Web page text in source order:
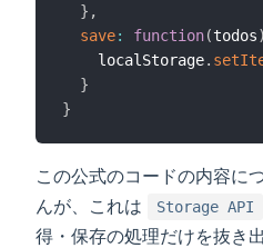
} ,
save: function(todos)
    localStorage
.
}
}
この公式のコードの内容に
んが、これは
Storage API
得・保存の処理だけを抜き